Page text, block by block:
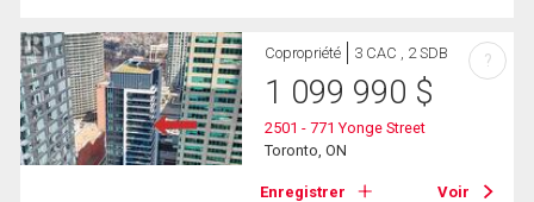
Copropriété 3 CAC , 2 SDB
1 099 990 $
2501 - 771 Yonge Street
Toronto, ON
Enregistrer Voir
?